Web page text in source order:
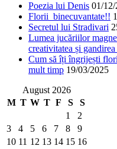
Poezia lui Denis 01/
Florii binecuvantate!!
Secretul lui Stradivari
Lumea jucăriilor
creativitatea și
Cum să îți îngrijești
mult timp 19/03/2025
August 2026
M T W T F S
S
1
2
3
4 5 6 7 8
9
10 11 12 13 14 15 16